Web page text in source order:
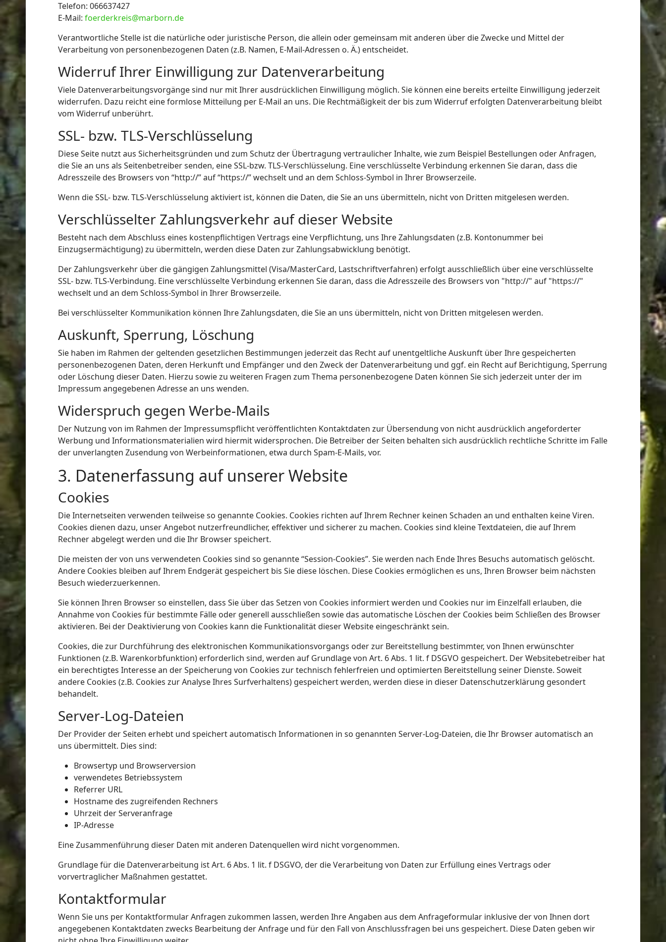
Telefon: 066637427
E-Mail: foerderkreis@marborn.de
Verantwortliche Stelle ist die natürliche oder juristische Person, die allein oder gemeinsam mit anderen über die Zwecke und Mittel der
Verarbeitung von personenbezogenen Daten (z.B. Namen, E-Mail-Adressen o. Ä.) entscheidet.
Widerruf Ihrer Einwilligung zur Datenverarbeitung
Viele Datenverarbeitungsvorgänge sind nur mit Ihrer ausdrücklichen Einwilligung möglich. Sie können eine bereits erteilte Einwilligung jederzeit
widerrufen. Dazu reicht eine formlose Mitteilung per E-Mail an uns. Die Rechtmäßigkeit der bis zum Widerruf erfolgten Datenverarbeitung bleibt
vom Widerruf unberührt.
SSL- bzw. TLS-Verschlüsselung
Diese Seite nutzt aus Sicherheitsgründen und zum Schutz der Übertragung vertraulicher Inhalte, wie zum Beispiel Bestellungen oder Anfragen,
die Sie an uns als Seitenbetreiber senden, eine SSL-bzw. TLS-Verschlüsselung. Eine verschlüsselte Verbindung erkennen Sie daran, dass die
Adresszeile des Browsers von “http://” auf “https://” wechselt und an dem Schloss-Symbol in Ihrer Browserzeile.
Wenn die SSL- bzw. TLS-Verschlüsselung aktiviert ist, können die Daten, die Sie an uns übermitteln, nicht von Dritten mitgelesen werden.
Verschlüsselter Zahlungsverkehr auf dieser Website
Besteht nach dem Abschluss eines kostenpflichtigen Vertrags eine Verpflichtung, uns Ihre Zahlungsdaten (z.B. Kontonummer bei
Einzugsermächtigung) zu übermitteln, werden diese Daten zur Zahlungsabwicklung benötigt.
Der Zahlungsverkehr über die gängigen Zahlungsmittel (Visa/MasterCard, Lastschriftverfahren) erfolgt ausschließlich über eine verschlüsselte
SSL- bzw. TLS-Verbindung. Eine verschlüsselte Verbindung erkennen Sie daran, dass die Adresszeile des Browsers von "http://" auf "https://"
wechselt und an dem Schloss-Symbol in Ihrer Browserzeile.
Bei verschlüsselter Kommunikation können Ihre Zahlungsdaten, die Sie an uns übermitteln, nicht von Dritten mitgelesen werden.
Auskunft, Sperrung, Löschung
Sie haben im Rahmen der geltenden gesetzlichen Bestimmungen jederzeit das Recht auf unentgeltliche Auskunft über Ihre gespeicherten
personenbezogenen Daten, deren Herkunft und Empfänger und den Zweck der Datenverarbeitung und ggf. ein Recht auf Berichtigung, Sperrung
oder Löschung dieser Daten. Hierzu sowie zu weiteren Fragen zum Thema personenbezogene Daten können Sie sich jederzeit unter der im
Impressum angegebenen Adresse an uns wenden.
Widerspruch gegen Werbe-Mails
Der Nutzung von im Rahmen der Impressumspflicht veröffentlichten Kontaktdaten zur Übersendung von nicht ausdrücklich angeforderter
Werbung und Informationsmaterialien wird hiermit widersprochen. Die Betreiber der Seiten behalten sich ausdrücklich rechtliche Schritte im Falle
der unverlangten Zusendung von Werbeinformationen, etwa durch Spam-E-Mails, vor.
3. Datenerfassung auf unserer Website
Cookies
Die Internetseiten verwenden teilweise so genannte Cookies. Cookies richten auf Ihrem Rechner keinen Schaden an und enthalten keine Viren.
Cookies dienen dazu, unser Angebot nutzerfreundlicher, effektiver und sicherer zu machen. Cookies sind kleine Textdateien, die auf Ihrem
Rechner abgelegt werden und die Ihr Browser speichert.
Die meisten der von uns verwendeten Cookies sind so genannte “Session-Cookies”. Sie werden nach Ende Ihres Besuchs automatisch gelöscht.
Andere Cookies bleiben auf Ihrem Endgerät gespeichert bis Sie diese löschen. Diese Cookies ermöglichen es uns, Ihren Browser beim nächsten
Besuch wiederzuerkennen.
Sie können Ihren Browser so einstellen, dass Sie über das Setzen von Cookies informiert werden und Cookies nur im Einzelfall erlauben, die
Annahme von Cookies für bestimmte Fälle oder generell ausschließen sowie das automatische Löschen der Cookies beim Schließen des Browser
aktivieren. Bei der Deaktivierung von Cookies kann die Funktionalität dieser Website eingeschränkt sein.
Cookies, die zur Durchführung des elektronischen Kommunikationsvorgangs oder zur Bereitstellung bestimmter, von Ihnen erwünschter
Funktionen (z.B. Warenkorbfunktion) erforderlich sind, werden auf Grundlage von Art. 6 Abs. 1 lit. f DSGVO gespeichert. Der Websitebetreiber hat
ein berechtigtes Interesse an der Speicherung von Cookies zur technisch fehlerfreien und optimierten Bereitstellung seiner Dienste. Soweit
andere Cookies (z.B. Cookies zur Analyse Ihres Surfverhaltens) gespeichert werden, werden diese in dieser Datenschutzerklärung gesondert
behandelt.
Server-Log-Dateien
Der Provider der Seiten erhebt und speichert automatisch Informationen in so genannten Server-Log-Dateien, die Ihr Browser automatisch an
uns übermittelt. Dies sind:
Browsertyp und Browserversion
verwendetes Betriebssystem
Referrer URL
Hostname des zugreifenden Rechners
Uhrzeit der Serveranfrage
IP-Adresse
Eine Zusammenführung dieser Daten mit anderen Datenquellen wird nicht vorgenommen.
Grundlage für die Datenverarbeitung ist Art. 6 Abs. 1 lit. f DSGVO, der die Verarbeitung von Daten zur Erfüllung eines Vertrags oder
vorvertraglicher Maßnahmen gestattet.
Kontaktformular
Wenn Sie uns per Kontaktformular Anfragen zukommen lassen, werden Ihre Angaben aus dem Anfrageformular inklusive der von Ihnen dort
angegebenen Kontaktdaten zwecks Bearbeitung der Anfrage und für den Fall von Anschlussfragen bei uns gespeichert. Diese Daten geben wir